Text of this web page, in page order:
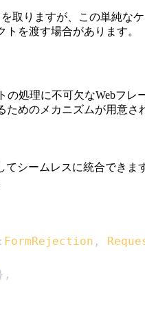
取りますが、この単純な
を渡す場合があります。
の処理に不可欠なWebフ
めのメカニズムが用意さ
シームレスに統合できま
FormRejection ,
,